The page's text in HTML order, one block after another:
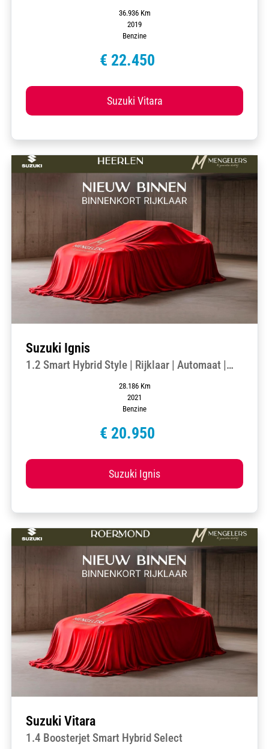
36.936 Km
2019
Benzine
€ 22.450
Suzuki Vitara
Suzuki Ignis
1.2 Smart Hybrid Style | Rijklaar | Automaat |
28.186 Km
2021
Benzine
€ 20.950
Suzuki Ignis
Suzuki Vitara
1.4 Boosterjet Smart Hybrid Select